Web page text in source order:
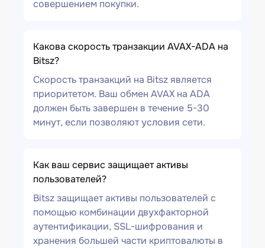
совершением покупки.
Какова скорость транзакции AVAX-ADA на
Bitsz?
Скорость транзакций на Bitsz является
приоритетом. Ваш обмен AVAX на ADA
должен быть завершен в течение 5-30
минут, если позволяют условия сети.
Как ваш сервис защищает активы
пользователей?
Bitsz защищает активы пользователей с
помощью комбинации двухфакторной
аутентификации, SSL-шифрования и
хранения большей части криптовалюты в